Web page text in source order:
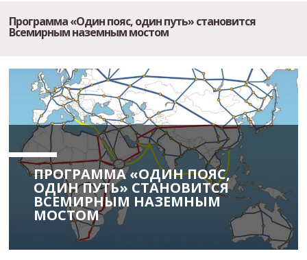
Программа «Один пояс, один путь» становится
Всемирным наземным мостом
ПРОГРАММА «ОДИН ПОЯС,
ОДИН ПУТЬ» СТАНОВИТСЯ
ВСЕМИРНЫМ НАЗЕМНЫМ
МОСТОМ